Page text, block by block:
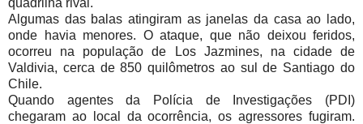
Algumas das balas atingiram as janelas da casa ao lado,
onde havia menores. O ataque, que não deixou feridos,
ocorreu na população de Los Jazmines, na cidade de
Valdivia, cerca de 850 quilômetros ao sul de Santiago do
Chile.
Quando agentes da Polícia de Investigações (PDI)
chegaram ao local da ocorrência, os agressores fugiram.